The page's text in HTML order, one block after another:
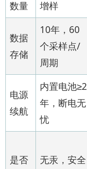
数量
增样
数据
存储
10年，60
个采样点/
周期
电源
续航
内置电池≥2
年，断电无
忧
是否
无汞，安全